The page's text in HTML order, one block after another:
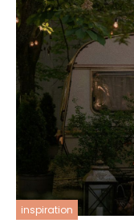
inspiration